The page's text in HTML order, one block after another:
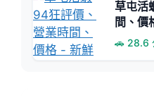
草屯活
間、價
🚗 28.6